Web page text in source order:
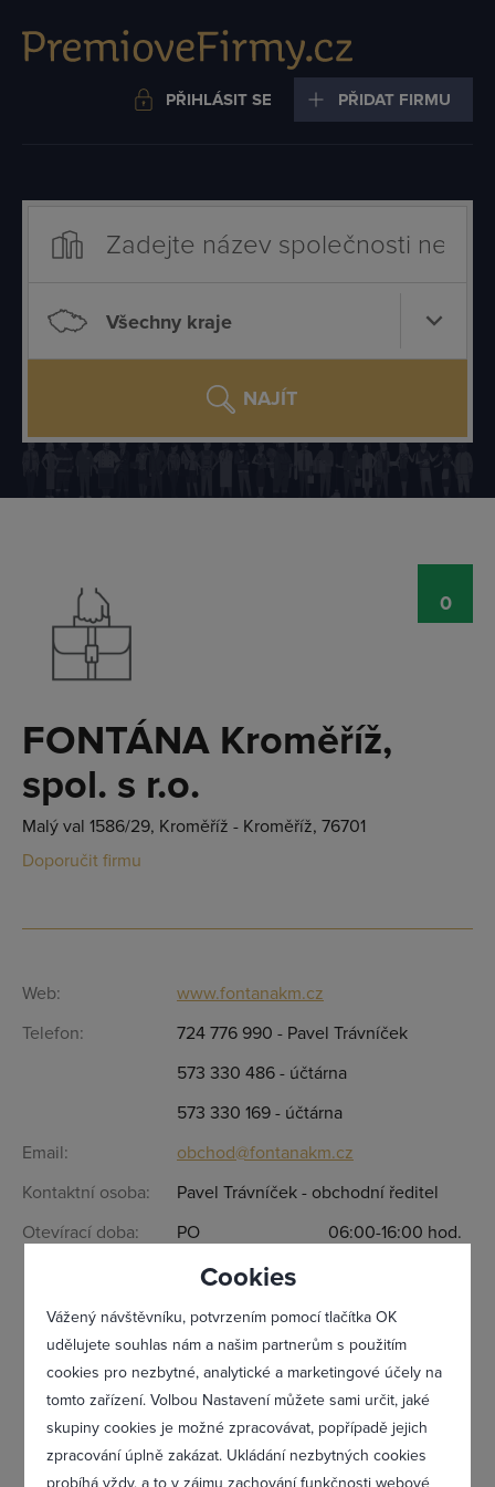
Cookies
Vážený návštěvníku, potvrzením pomocí tlačítka OK
udělujete souhlas nám a našim partnerům s použitím
cookies pro nezbytné, analytické a marketingové účely na
tomto zařízení. Volbou Nastavení můžete sami určit, jaké
skupiny cookies je možné zpracovávat, popřípadě jejich
zpracování úplně zakázat. Ukládání nezbytných cookies
probíhá vždy, a to v zájmu zachování funkčnosti webové
PŘIHLÁSIT SE PŘIDAT FIRMU
Všechny kraje
NAJÍT
FONTÁNA Kroměříž,
spol. s r.o.
Malý val 1586/29, Kroměříž - Kroměříž, 76701
Doporučit firmu
0
Web:
www.fontanakm.cz
Telefon:
724 776 990 - Pavel Trávníček
573 330 486 - účtárna
573 330 169 - účtárna
Email:
obchod@fontanakm.cz
Kontaktní osoba:
Pavel Trávníček - obchodní ředitel
Otevírací doba:
PO 06:00-16:00 hod.
ST 06:00-16:00 hod.
06:00-16:00 hod.
06:00-16:00 hod
Přihlásit se
Zapomněl(a) jsem heslo